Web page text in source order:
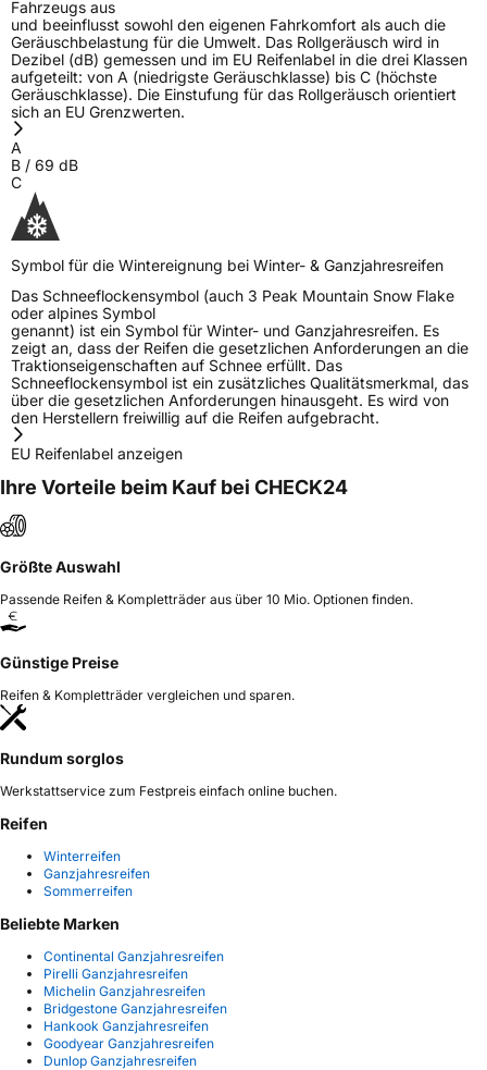
Fahrzeugs aus
und beeinflusst sowohl den eigenen Fahrkomfort als auch die
Geräuschbelastung für die Umwelt. Das Rollgeräusch wird in
Dezibel (dB) gemessen und im EU Reifenlabel in die drei Klassen
aufgeteilt: von A (niedrigste Geräuschklasse) bis C (höchste
Geräuschklasse). Die Einstufung für das Rollgeräusch orientiert
sich an EU Grenzwerten.
A
B / 69 dB
C
Symbol für die Wintereignung bei Winter- & Ganzjahresreifen
Das Schneeflockensymbol (auch 3 Peak Mountain Snow Flake
oder alpines Symbol
genannt) ist ein Symbol für Winter- und Ganzjahresreifen. Es
zeigt an, dass der Reifen die gesetzlichen Anforderungen an die
Traktionseigenschaften auf Schnee erfüllt. Das
Schneeflockensymbol ist ein zusätzliches Qualitätsmerkmal, das
über die gesetzlichen Anforderungen hinausgeht. Es wird von
den Herstellern freiwillig auf die Reifen aufgebracht.
EU Reifenlabel anzeigen
Ihre Vorteile beim Kauf bei CHECK24
Größte Auswahl
Passende Reifen & Kompletträder aus über 10 Mio. Optionen finden.
Günstige Preise
Reifen & Kompletträder vergleichen und sparen.
Rundum sorglos
Werkstattservice zum Festpreis einfach online buchen.
Reifen
Winterreifen
Ganzjahresreifen
Sommerreifen
Beliebte Marken
Continental Ganzjahresreifen
Pirelli Ganzjahresreifen
Michelin Ganzjahresreifen
Bridgestone Ganzjahresreifen
Hankook Ganzjahresreifen
Goodyear Ganzjahresreifen
Dunlop Ganzjahresreifen